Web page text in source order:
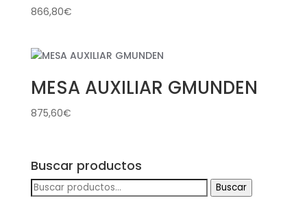
866,80€
MESA AUXILIAR GMUNDEN
875,60€
Buscar productos
Buscar
por:
Buscar